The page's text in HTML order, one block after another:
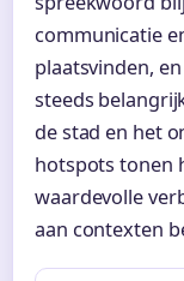
communicatie
plaatsvinden,
steeds
de stad en het
hotspots tonen
waardevolle
aan contexten